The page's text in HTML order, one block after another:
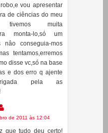
de 2011 às 23:12
e conseguir
vou apresentar
de ciências do meu
tivemos muita
monta-lo,só um
nâo conseguia-mos
tentamos,erremos
disse vc,só na base
e dos erro q ajente
pela as